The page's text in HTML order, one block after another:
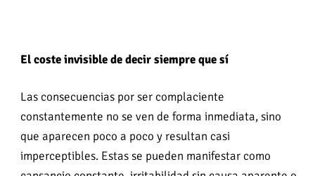
El coste invisible de decir siempre que sí
Las consecuencias por ser complaciente
constantemente no se ven de forma inmediata, sino
que aparecen poco a poco y resultan casi
imperceptibles. Estas se pueden manifestar como